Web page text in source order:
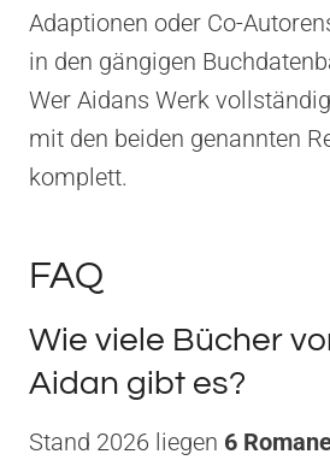
Adaptionen oder Co-
in den gängigen
Wer Aidans Werk
mit den beiden genannten
komplett.
FAQ
Wie viele Bücher
Aidan gibt es?
Stand 2026 liegen 6